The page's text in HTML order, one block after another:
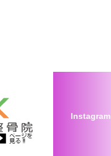
Instagram